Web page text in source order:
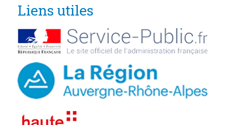
Liens utiles